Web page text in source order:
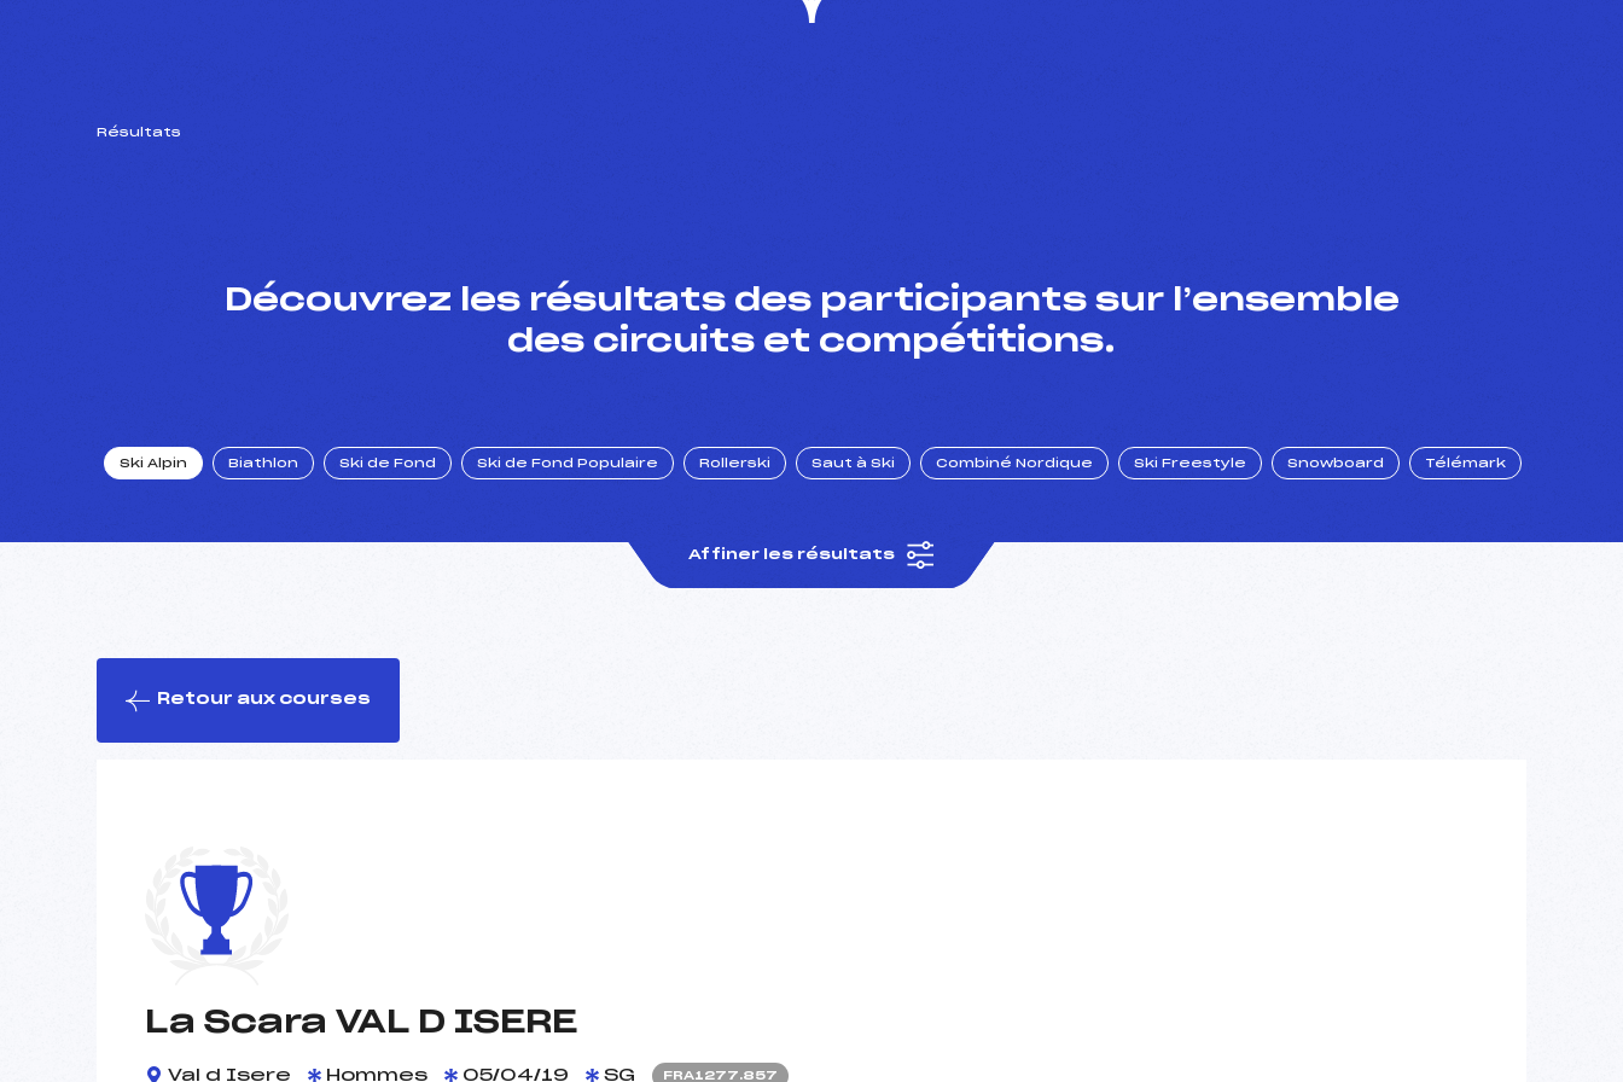
Résultats
Découvrez les résultats des participants sur l’ensemble
des circuits et compétitions.
Ski Alpin Biathlon Ski de Fond Ski de Fond Populaire Rollerski Saut à Ski Combiné Nordique Ski Freestyle Snowboard Télémark
Affiner les résultats
Retour aux courses
La Scara VAL D ISERE
Val d Isere Hommes 05/04/19 SG FRA1277.857